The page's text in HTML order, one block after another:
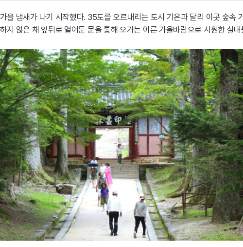
을 냄새가 나기 시작했다. 35도를 오르내리는 도시 기온과 달리 이곳 숲속
지 않은 채 앞뒤로 열어둔 문을 통해 오가는 이른 가을바람으로 시원한 실